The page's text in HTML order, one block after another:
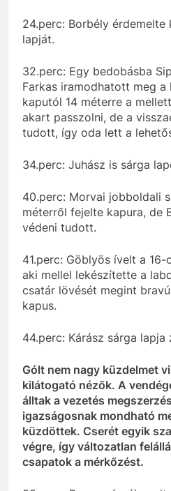
24.perc: Borbély érdemelte
lapját.
32.perc: Egy bedobásba
Farkas iramodhatott meg a
kaputól 14 méterre a
akart passzolni, de a
tudott, így oda lett a
34.perc: Juhász is sárga
40.perc: Morvai jobboldali
méterről fejelte kapura, de
védeni tudott.
41.perc: Göblyös ívelt a
aki mellel lekészítette a
csatár lövését megint
kapus.
44.perc: Kárász sárga
Gólt nem nagy küzdelmet
kilátogató nézők. A
álltak a vezetés
igazságosnak mondható
küzdöttek. Cserét egyik
végre, így változatlan
csapatok a mérkőzést.